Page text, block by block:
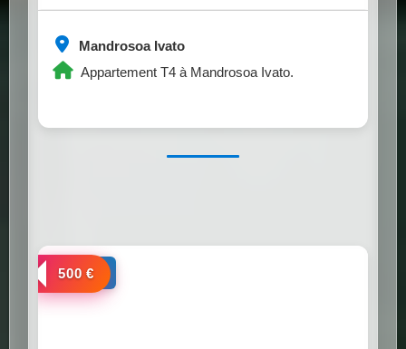
Mandrosoa Ivato
Appartement T4 à Mandrosoa Ivato.
a louer
500 €